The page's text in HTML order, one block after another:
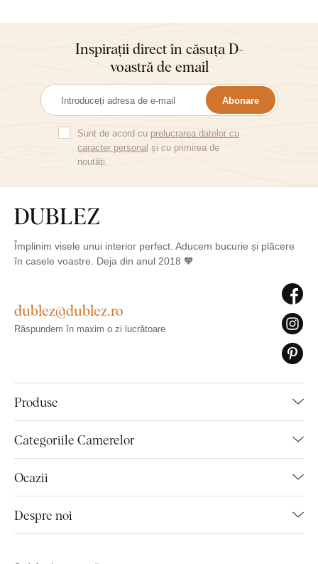
Inspirații direct în căsuța D-
voastră de email
Abonare
Sunt de acord cu prelucrarea datelor cu
caracter personal și cu primirea de
noutăți.
Împlinim visele unui interior perfect. Aducem bucurie și plăcere
în casele voastre. Deja din anul 2018 🧡
Produse
Categoriile Camerelor
Ocazii
Despre noi
dublez@dublez.ro
Răspundem în maxim o zi lucrătoare